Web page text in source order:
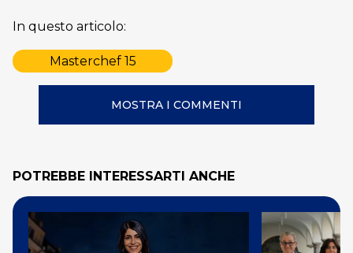
In questo articolo:
Masterchef 15
MOSTRA I COMMENTI
POTREBBE INTERESSARTI ANCHE